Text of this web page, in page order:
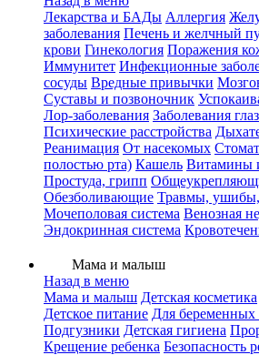
Лекарства и БАДы Аллергия
заболевания Печень и желчный
крови Гинекология Поражения
Иммунитет Инфекционные
сосуды Вредные привычки
Суставы и позвоночник
Лор-заболевания Заболевания глаз
Психические расстройства
Реанимация От насекомых
полостью рта) Кашель Витамины
Простуда, грипп
Обезболивающие Травмы, ушибы,
Мочеполовая система Венозная
Эндокринная система
Мама и малыш
Назад в меню
Мама и малыш Детская косметика
Детское питание Для
Подгузники Детская гигиена
Крещение ребенка Безопасность